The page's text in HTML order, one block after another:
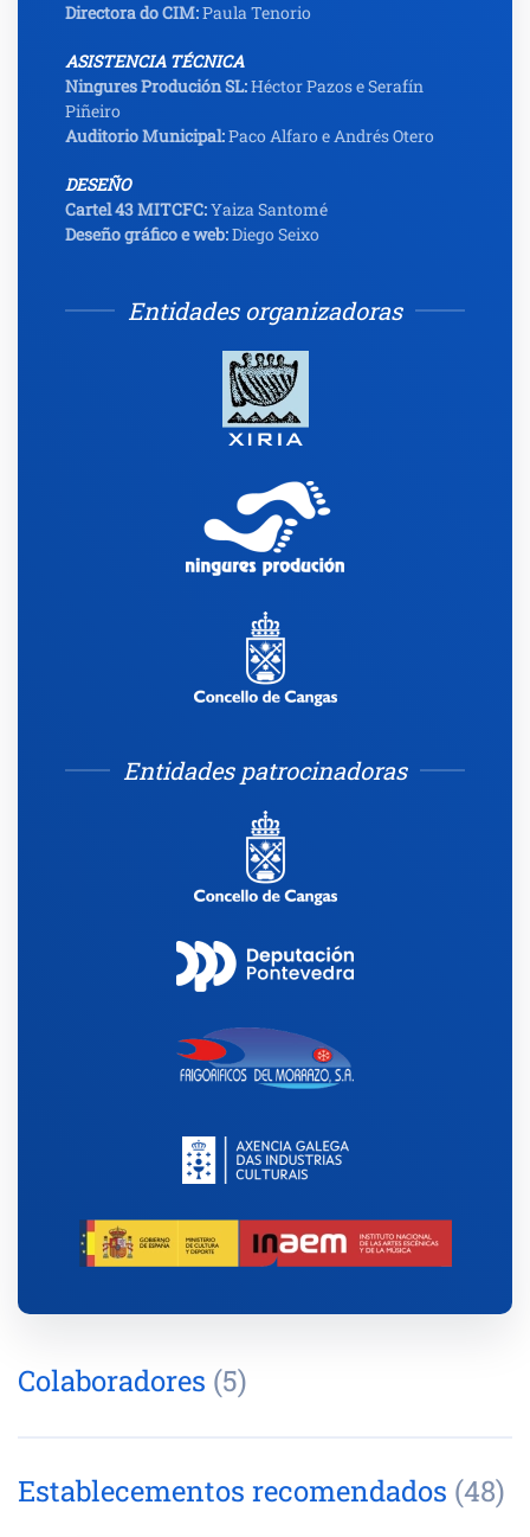
Directora do CIM:Paula Tenorio
ASISTENCIA TÉCNICA
Ningures Produción SL:Héctor Pazos e Serafín
Piñeiro
Auditorio Municipal:Paco Alfaro e Andrés Otero
DESEÑO
Cartel 43 MITCFC:Yaiza Santomé
Deseño gráfico e web:Diego Seixo
Entidades organizadoras
Entidades patrocinadoras
Colaboradores (5)
Establecementos recomendados (48)